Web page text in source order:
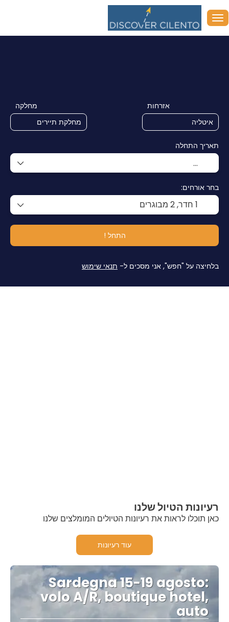
אזרחות מחלקה
תאריך התחלה
בחר אורחים:
1 חדר, 2 מבוגרים
התחל !
בלחיצה על "חפש", אני מסכים ל- תנאי שימוש
רעיונות הטיול שלנו
כאן תוכלו לראות את רעיונות הטיולים המומלצים שלנו
עוד רעיונות
Sardegna 15-19 agosto:
volo A/R, boutique hotel,
auto